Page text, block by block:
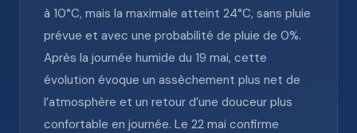
à 10°C, mais la maximale atteint 24°C, sans pluie
prévue et avec une probabilité de pluie de 0%.
Après la journée humide du 19 mai, cette
évolution évoque un assèchement plus net de
l’atmosphère et un retour d’une douceur plus
confortable en journée. Le 22 mai confirme